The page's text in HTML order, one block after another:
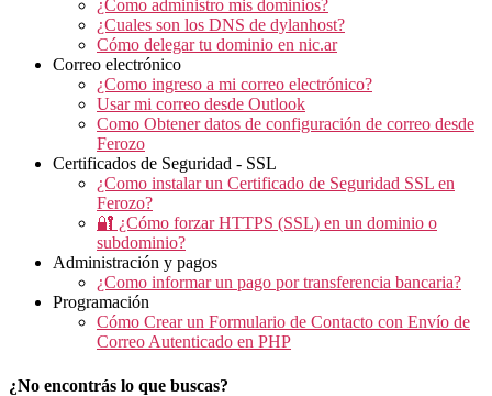
¿Como administro mis dominios?
¿Cuales son los DNS de dylanhost?
Cómo delegar tu dominio en nic.ar
Correo electrónico
¿Como ingreso a mi correo electrónico?
Usar mi correo desde Outlook
Como Obtener datos de configuración de correo desde
Ferozo
Certificados de Seguridad - SSL
¿Como instalar un Certificado de Seguridad SSL en
Ferozo?
🔐 ¿Cómo forzar HTTPS (SSL) en un dominio o
subdominio?
Administración y pagos
¿Como informar un pago por transferencia bancaria?
Programación
Cómo Crear un Formulario de Contacto con Envío de
Correo Autenticado en PHP
¿No encontrás lo que buscas?